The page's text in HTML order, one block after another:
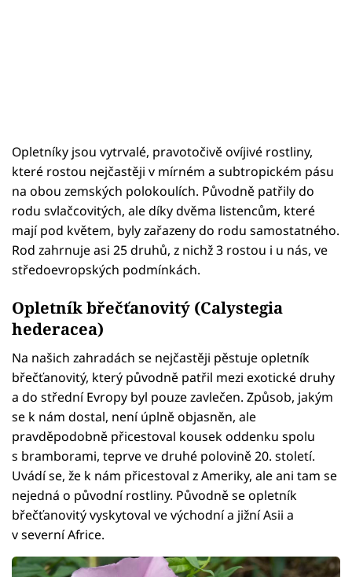
Opletníky jsou vytrvalé, pravotočivě ovíjivé rostliny,
které rostou nejčastěji v mírném a subtropickém pásu
na obou zemských polokoulích. Původně patřily do
rodu svlačcovitých, ale díky dvěma listencům, které
mají pod květem, byly zařazeny do rodu samostatného.
Rod zahrnuje asi 25 druhů, z nichž 3 rostou i u nás, ve
středoevropských podmínkách.
Opletník břečťanovitý (Calystegia
hederacea)
Na našich zahradách se nejčastěji pěstuje opletník
břečťanovitý, který původně patřil mezi exotické druhy
a do střední Evropy byl pouze zavlečen. Způsob, jakým
se k nám dostal, není úplně objasněn, ale
pravděpodobně přicestoval kousek oddenku spolu
s bramborami, teprve ve druhé polovině 20. století.
Uvádí se, že k nám přicestoval z Ameriky, ale ani tam se
nejedná o původní rostliny. Původně se opletník
břečťanovitý vyskytoval ve východní a jižní Asii a
v severní Africe.